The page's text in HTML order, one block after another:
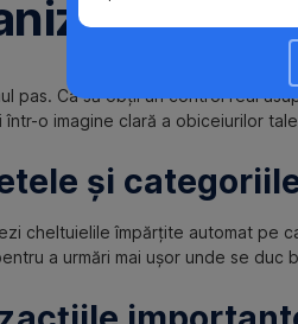
pas. Ca să obții un control real
o imagine clară a obiceiurilor
și
cheltuielile împărțite automat pe
a urmări mai ușor unde se duc